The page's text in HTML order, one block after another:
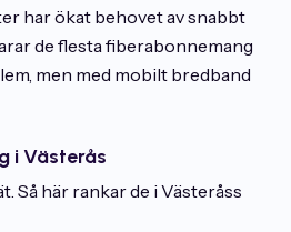
har ökat behovet av snabbt
de flesta fiberabonnemang
men med mobilt bredband
i Västerås
Så här rankar de i Västeråss